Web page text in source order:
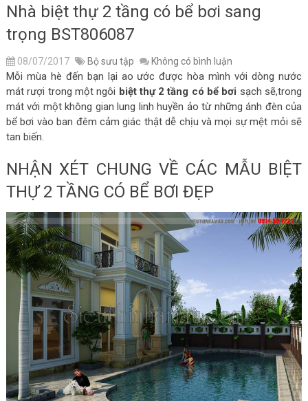
Nhà biệt thự 2 tầng có bể bơi sang
trọng BST806087
08/07/2017 Bộ sưu tập Không có bình luận
Mỗi mùa hè đến bạn lại ao ước được hòa mình với dòng nước
mát rượi trong một ngôi biệt thự 2 tầng có bể bơi sạch sẽ,trong
mát với một không gian lung linh huyền ảo từ những ánh đèn của
bể bơi vào ban đêm cảm giác thật dễ chịu và mọi sự mệt mỏi sẽ
tan biến.
NHẬN XÉT CHUNG VỀ CÁC MẪU BIỆT
THỰ 2 TẦNG CÓ BỂ BƠI ĐẸP